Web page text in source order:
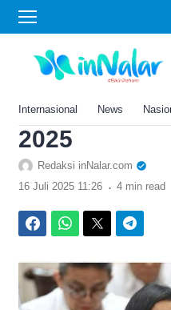
Internasional News
Home›
Sri Mulyani
Baru Gaji
Ini akan Cair
2025
Redaksi inNalar.com
16 Juli 2025 11:26 . 4 min read